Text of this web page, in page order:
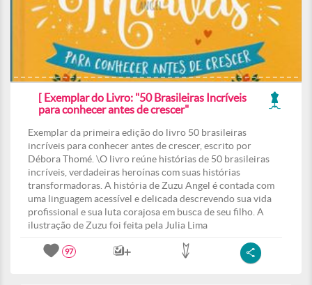
[ Exemplar do Livro: "50 Brasileiras Incríveis
para conhecer antes de crescer"
Exemplar da primeira edição do livro 50 brasileiras
incríveis para conhecer antes de crescer, escrito por
Débora Thomé. \O livro reúne histórias de 50 brasileiras
incríveis, verdadeiras heroínas com suas histórias
transformadoras. A história de Zuzu Angel é contada com
uma linguagem acessível e delicada descrevendo sua vida
profissional e sua luta corajosa em busca de seu filho. A
ilustração de Zuzu foi feita pela Julia Lima
97